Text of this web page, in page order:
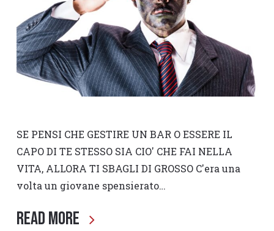
SE PENSI CHE GESTIRE UN BAR O ESSERE IL
CAPO DI TE STESSO SIA CIO' CHE FAI NELLA
VITA, ALLORA TI SBAGLI DI GROSSO C'era una
volta un giovane spensierato…
Read More